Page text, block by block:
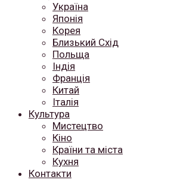
Україна
Японія
Корея
Близький Схід
Польща
Індія
Франція
Китай
Італія
Культура
Мистецтво
Кіно
Країни та міста
Кухня
Контакти